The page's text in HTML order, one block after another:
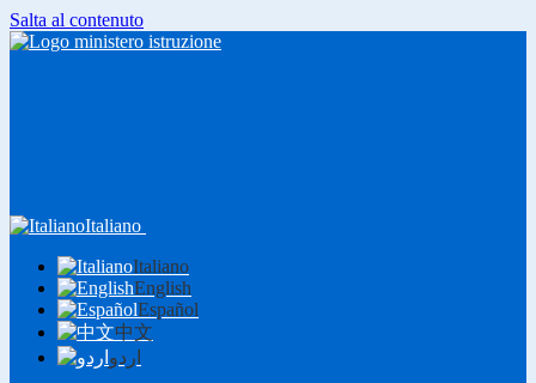
Salta al contenuto
Italiano
Italiano
English
Español
中文
اردو